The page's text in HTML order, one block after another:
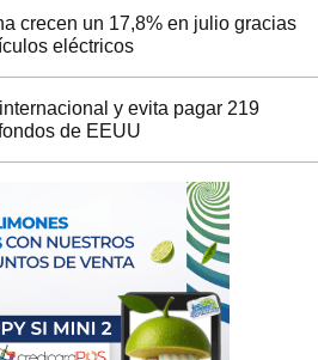
crecen un 17,8% en julio gracias
eléctricos
y evita pagar 219
de EEUU